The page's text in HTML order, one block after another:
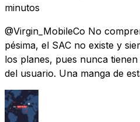
minutos
@Virgin_MobileCo No
pésima, el SAC no existe y
los planes, pues nunca
del usuario. Una manga de